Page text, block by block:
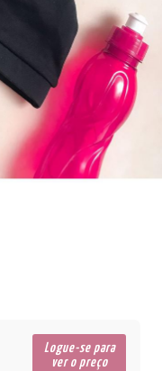
Logue-se para
ver o preço